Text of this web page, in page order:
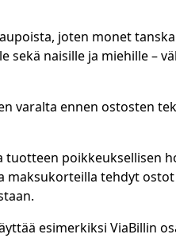
joten monet
naisille ja miehille –
varalta ennen ostosten
poikkeuksellisen
maksukorteilla tehdyt
esimerkiksi ViaBillin